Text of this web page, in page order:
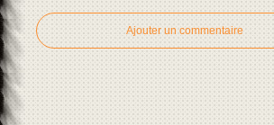
Ajouter un commentaire